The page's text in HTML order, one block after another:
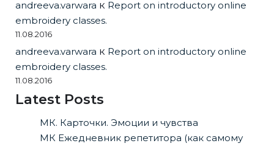
andreeva.varwara к Report on introductory online
embroidery classes.
11.08.2016
andreeva.varwara к Report on introductory online
embroidery classes.
11.08.2016
Latest Posts
МК. Карточки. Эмоции и чувства
МК Ежедневник репетитора (как самому